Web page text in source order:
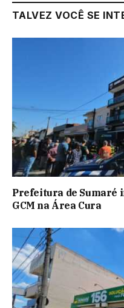
TALVEZ VOCÊ SE
Prefeitura de Sumaré
GCM na Área Cura